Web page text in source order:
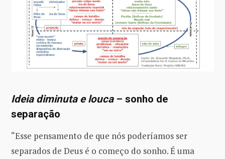
Ideia diminuta e louca– sonho de
separação
“Esse pensamento de que nós poderíamos ser
separados de Deus é o começo do sonho. É uma